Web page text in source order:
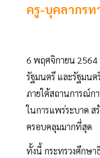
ครู-บุคลากรท
6 พฤศจิกายน 2564
รัฐมนตรี และรัฐมน
ภายใต้สถานการณ์ก
ในการแพร่ระบาด
ครอบคลุมมากที่สุด
ทั้งนี้ กระทรวงศึกษ